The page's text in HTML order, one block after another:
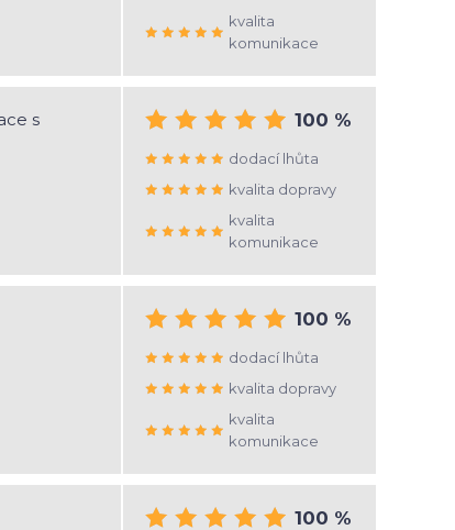
kvalita
komunikace
s
100 %
dodací lhůta
kvalita dopravy
kvalita
komunikace
100 %
dodací lhůta
kvalita dopravy
kvalita
komunikace
100 %